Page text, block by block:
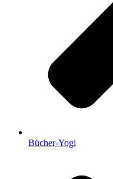
Bücher-Yogi